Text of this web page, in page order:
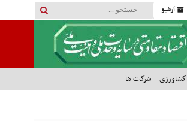
آرشیو
کشاورزی شرکت ها